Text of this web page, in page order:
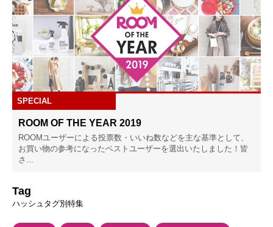
SPECIAL
ROOM OF THE YEAR 2019
ROOMユーザーによる投票数・いいね数などを主な基準として、
お買い物の参考になったベストユーザーを選出いたしました！皆
さ...
Tag
ハッシュタグ別特集